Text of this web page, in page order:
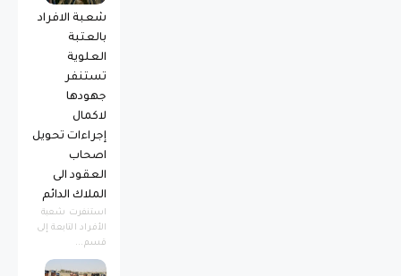
شعبة الافراد
بالعتبة
العلوية
تستنفر
جهودها
لاكمال
إجراءات تحويل
اصحاب
العقود الى
الملاك الدائم
استنفرت شعبة
الأفراد التابعة إلى
قسم...